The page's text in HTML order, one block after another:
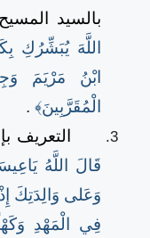
بالسيد
اللَّهَ يُبَشِّرُكِ
ابْنُ مَرْيَمَ
الْمُقَرَّبِينَ﴾ .
التعريف
قَالَ اللَّهُ
وَعَلى وَالِدَتِكَ
فِي الْمَهْدِ